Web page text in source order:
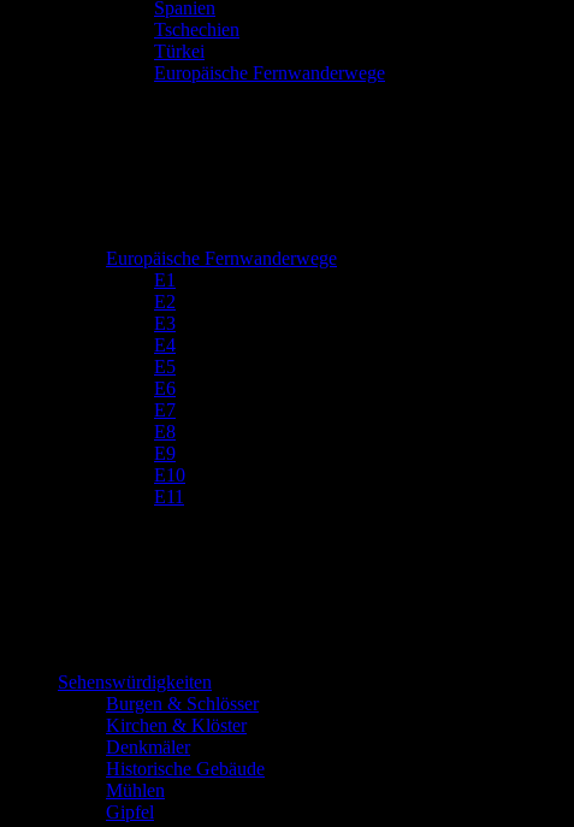
Spanien
Tschechien
Türkei
Europäische Fernwanderwege
Europäische Fernwanderwege
E1
E2
E3
E4
E5
E6
E7
E8
E9
E10
E11
Sehenswürdigkeiten
Burgen & Schlösser
Kirchen & Klöster
Denkmäler
Historische Gebäude
Mühlen
Gipfel